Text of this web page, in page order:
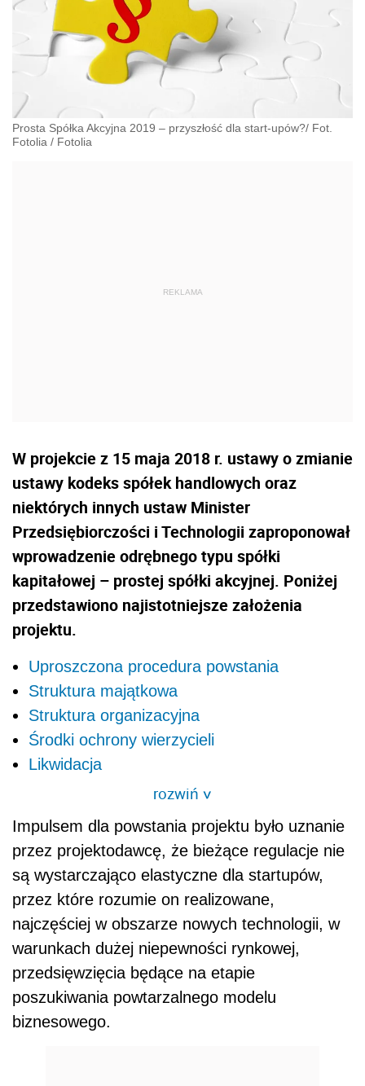
Prosta Spółka Akcyjna 2019 – przyszłość dla start-upów?/ Fot.
Fotolia / Fotolia
W projekcie z 15 maja 2018 r. ustawy o zmianie
ustawy kodeks spółek handlowych oraz
niektórych innych ustaw Minister
Przedsiębiorczości i Technologii zaproponował
wprowadzenie odrębnego typu spółki
kapitałowej – prostej spółki akcyjnej. Poniżej
przedstawiono najistotniejsze założenia
projektu.
Uproszczona procedura powstania
Struktura majątkowa
Struktura organizacyjna
Środki ochrony wierzycieli
Likwidacja
rozwiń>
Impulsem dla powstania projektu było uznanie
przez projektodawcę, że bieżące regulacje nie
są wystarczająco elastyczne dla startupów,
przez które rozumie on realizowane,
najczęściej w obszarze nowych technologii, w
warunkach dużej niepewności rynkowej,
przedsięwzięcia będące na etapie
poszukiwania powtarzalnego modelu
biznesowego.